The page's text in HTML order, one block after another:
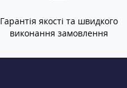
Гарантія якості та швидкого
виконання замовлення